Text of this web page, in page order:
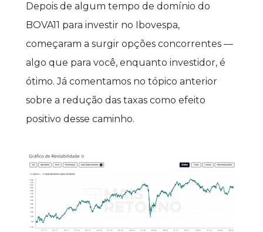
Depois de algum tempo de domínio do
BOVA11 para investir no Ibovespa,
começaram a surgir opções concorrentes —
algo que para você, enquanto investidor, é
ótimo. Já comentamos no tópico anterior
sobre a redução das taxas como efeito
positivo desse caminho.